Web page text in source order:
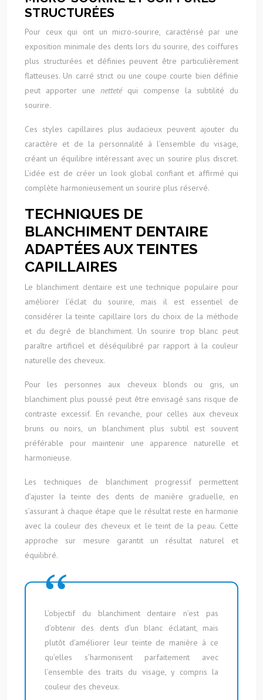
STRUCTURÉES
Pour ceux qui ont un micro-sourire, caractérisé par une
exposition minimale des dents lors du sourire, des coiffures
plus structurées et définies peuvent être particulièrement
flatteuses. Un carré strict ou une coupe courte bien définie
peut apporter une netteté qui compense la subtilité du
sourire.
Ces styles capillaires plus audacieux peuvent ajouter du
caractère et de la personnalité à l’ensemble du visage,
créant un équilibre intéressant avec un sourire plus discret.
L’idée est de créer un look global confiant et affirmé qui
complète harmonieusement un sourire plus réservé.
TECHNIQUES DE
BLANCHIMENT DENTAIRE
ADAPTÉES AUX TEINTES
CAPILLAIRES
Le blanchiment dentaire est une technique populaire pour
améliorer l’éclat du sourire, mais il est essentiel de
considérer la teinte capillaire lors du choix de la méthode
et du degré de blanchiment. Un sourire trop blanc peut
paraître artificiel et déséquilibré par rapport à la couleur
naturelle des cheveux.
Pour les personnes aux cheveux blonds ou gris, un
blanchiment plus poussé peut être envisagé sans risque de
contraste excessif. En revanche, pour celles aux cheveux
bruns ou noirs, un blanchiment plus subtil est souvent
préférable pour maintenir une apparence naturelle et
harmonieuse.
Les techniques de blanchiment progressif permettent
d’ajuster la teinte des dents de manière graduelle, en
s’assurant à chaque étape que le résultat reste en harmonie
avec la couleur des cheveux et le teint de la peau. Cette
approche sur mesure garantit un résultat naturel et
équilibré.
L’objectif du blanchiment dentaire n’est pas
d’obtenir des dents d’un blanc éclatant, mais
plutôt d’améliorer leur teinte de manière à ce
qu’elles s’harmonisent parfaitement avec
l’ensemble des traits du visage, y compris la
couleur des cheveux.